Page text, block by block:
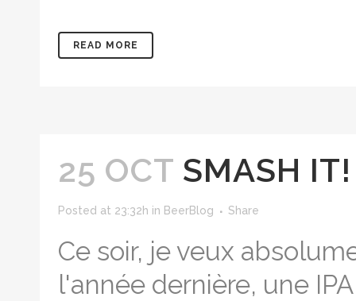
READ MORE
25 OCT SMASH
Posted at 23:32h in BeerBlog Share
Ce soir, je veux
l'année dernière, une